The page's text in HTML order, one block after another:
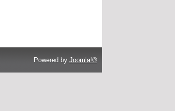
Powered by Joomla!®